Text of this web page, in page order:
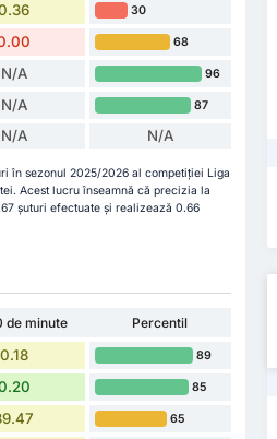
30
68
N/A 96
N/A 87
N/A N/A
în sezonul 2025/2026 al competiției Liga
Acest lucru înseamnă că precizia la
șuturi efectuate și realizează 0.66
de minute
Percentil
0.18 89
85
65